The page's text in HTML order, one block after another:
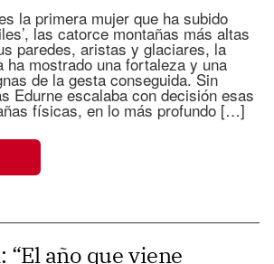
la primera mujer que ha subido
las catorce montañas más altas
paredes, aristas y glaciares, la
ha mostrado una fortaleza y una
de la gesta conseguida. Sin
Edurne escalaba con decisión esas
físicas, en lo más profundo […]
año que viene